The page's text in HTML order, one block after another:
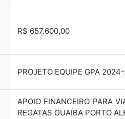
R$ 657.600,00
PROJETO EQUIPE GPA
APOIO FINANCEIRO PARA
REGATAS GUAÍBA PORTO